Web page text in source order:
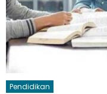
Pendidikan